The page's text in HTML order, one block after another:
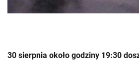
30 sierpnia około godziny 19:30